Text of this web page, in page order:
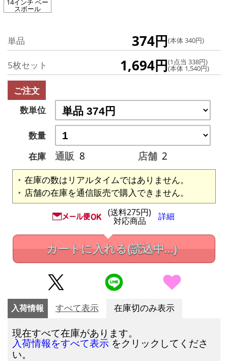
スボール
単品 374円(本体 340円)
5枚セット 1,694円(1点当 338円)
(本体 1,540円)
ご注文
数単位
数量
在庫
通販 8 店舗 2
在庫の数はリアルタイムではありません。
店舗の在庫を通信販売で購入できません。
(送料275円)
対応商品 詳細
カートに入れる(読込中...)
入荷情報 すべて表示 在庫切のみ表示
現在すべて在庫があります。
入荷情報をすべて表示 をクリックしてくださ
い。